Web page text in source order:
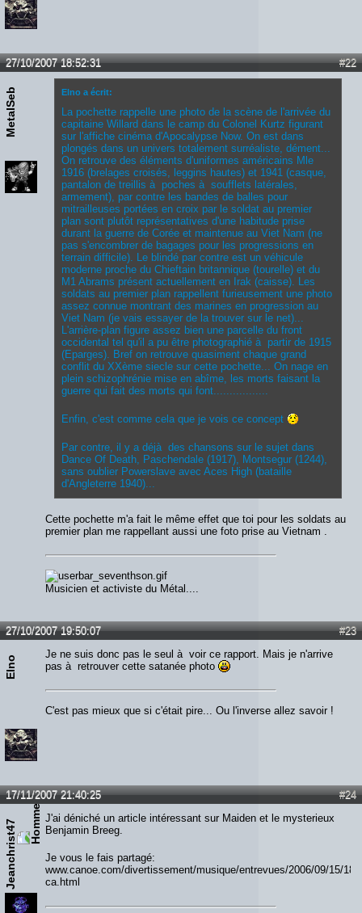
#22
27/10/2007 18:52:31
MetalSeb Elno a écrit:
La pochette rappelle une photo de la scène de l'arrivée du
capitaine Willard dans le camp du Colonel Kurtz figurant
sur l'affiche cinéma d'Apocalypse Now. On est dans
plongés dans un univers totalement surréaliste, dément...
On retrouve des éléments d'uniformes américains Mle
1916 (brelages croisés, leggins hautes) et 1941 (casque,
pantalon de treillis à poches à soufflets latérales,
armement), par contre les bandes de balles pour
mitrailleuses portées en croix par le soldat au premier
plan sont plutôt représentatives d'une habitude prise
durant la guerre de Corée et maintenue au Viet Nam (ne
pas s'encombrer de bagages pour les progressions en
terrain difficile). Le blindé par contre est un véhicule
moderne proche du Chieftain britannique (tourelle) et du
M1 Abrams présent actuellement en Irak (caisse). Les
soldats au premier plan rappellent furieusement une photo
assez connue montrant des marines en progression au
Viet Nam (je vais essayer de la trouver sur le net)...
L'arrière-plan figure assez bien une parcelle du front
occidental tel qu'il a pu être photographié à partir de 1915
(Eparges). Bref on retrouve quasiment chaque grand
conflit du XXème siecle sur cette pochette... On nage en
plein schizophrénie mise en abîme, les morts faisant la
guerre qui fait des morts qui font.................
Enfin, c'est comme cela que je vois ce concept
Par contre, il y a déjà des chansons sur le sujet dans
Dance Of Death, Paschendale (1917), Montsegur (1244),
sans oublier Powerslave avec Aces High (bataille
d'Angleterre 1940)...
Cette pochette m'a fait le même effet que toi pour les soldats au
premier plan me rappellant aussi une foto prise au Vietnam .
Musicien et activiste du Métal....
#23
27/10/2007 19:50:07
Elno
Je ne suis donc pas le seul à voir ce rapport. Mais je n'arrive
pas à retrouver cette satanée photo
C'est pas mieux que si c'était pire... Ou l'inverse allez savoir !
#24
17/11/2007 21:40:25
Jeanchrist47
J'ai déniché un article intéressant sur Maiden et le mysterieux
Benjamin Breeg.
Je vous le fais partagé:
www.canoe.com/divertissement/musique/entrevues/2006/09/15/
ca.html